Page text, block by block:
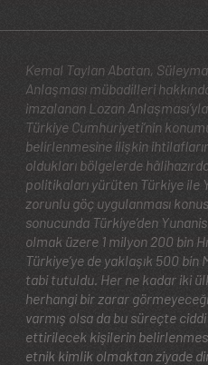
Kemal Taylan Abatan, Süleyman Mazlum ile Lozan
Anlaşması mübadilleri
imzalanan Lozan
Türkiye Cumhuriyeti’nin
belirlenmesine ilişkin
oldukları bölgelerde
politikaları yürüten Türkiye ile
zorunlu göç uygulanması
sonucunda Türkiye’den
olmak üzere 1 milyon 200 bin
Türkiye’ye de yaklaşık 500
tabi tutuldu. Her ne kadar iki
herhangi bir zarar
varmış olsa da bu süreçte
ettirilecek kişilerin
etnik kimlik olmaktan ziyade